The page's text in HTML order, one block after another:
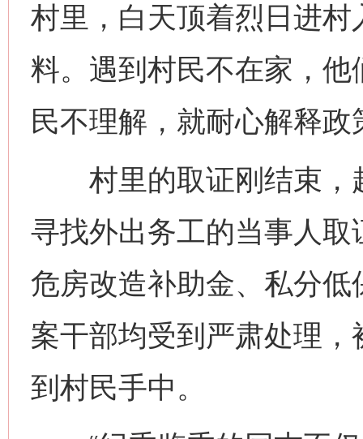
村里，白天顶着烈日进
料。遇到村民不在家，
民不理解，就耐心解释
村里的取证刚结束，
寻找外出务工的当事人
危房改造补助金、私分
案干部均受到严肃处理
到村民手中。